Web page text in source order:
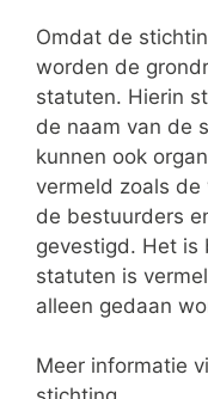
Omdat de
worden de
statuten. Hierin
de naam van de
kunnen ook
vermeld zoals de
de bestuurders
gevestigd. Het is
statuten is
alleen gedaan
Meer informatie